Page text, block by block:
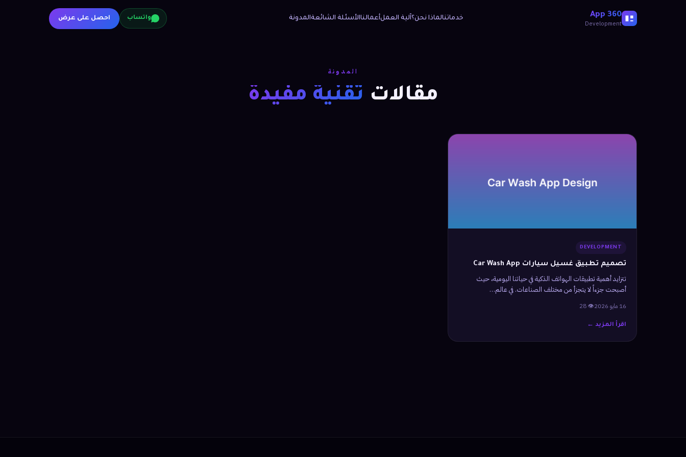
360 App
Development
خدماتنالماذا نحن؟آلية العملأعمالناالأسئلة الشائعةالمدونة واتساب احصل على عرض
المدونة
مقالات تقنية مفيدة
DEVELOPMENT
تصميم تطبيق غسيل سيارات Car Wash App
تتزايد أهمية تطبيقات الهواتف الذكية في حياتنا اليومية، حيث
أصبحت جزءاً لا يتجزأ من مختلف الصناعات. في عالم…
16 مايو 2026 👁 28
اقرأ المزيد ←